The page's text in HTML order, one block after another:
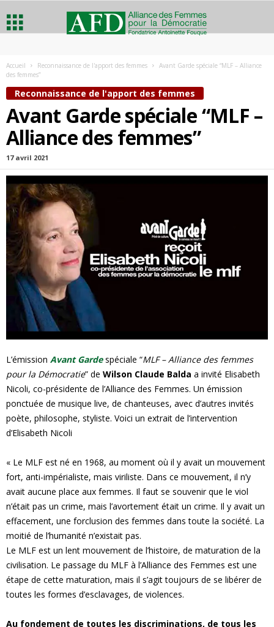
Accueil Reconnaissance de l'apport des femmes
Avant Garde spéciale “MLF – Alliance
des femmes”
Reconnaissance de l'apport des femmes
Avant Garde spéciale “MLF –
Alliance des femmes”
17 avril 2021
L’émission Avant Garde spéciale “MLF – Alliance des femmes
pour la Démocratie” de Wilson Claude Balda a invité Elisabeth
Nicoli, co-présidente de l’Alliance des Femmes. Un émission
ponctuée de musique live, de chanteuses, avec d’autres invités
poète, philosophe, styliste. Voici un extrait de l’intervention
d’Elisabeth Nicoli
« Le MLF est né en 1968, au moment où il y avait un mouvement
fort, anti-impérialiste, mais viriliste. Dans ce mouvement, il n’y
avait aucune place aux femmes. Il faut se souvenir que le viol
n’était pas un crime, mais l’avortement était un crime. Il y avait un
effacement, une forclusion des femmes dans toute la société. La
moitié de l’humanité n’existait pas.
Le MLF est un lent mouvement de l’histoire, de maturation de la
civilisation. Le passage du MLF à l’Alliance des Femmes est une
étape de cette maturation, mais il s’agit toujours de se libérer de
toutes les formes d’esclavages, de violences.
Au fondement de toutes les discriminations, de tous les